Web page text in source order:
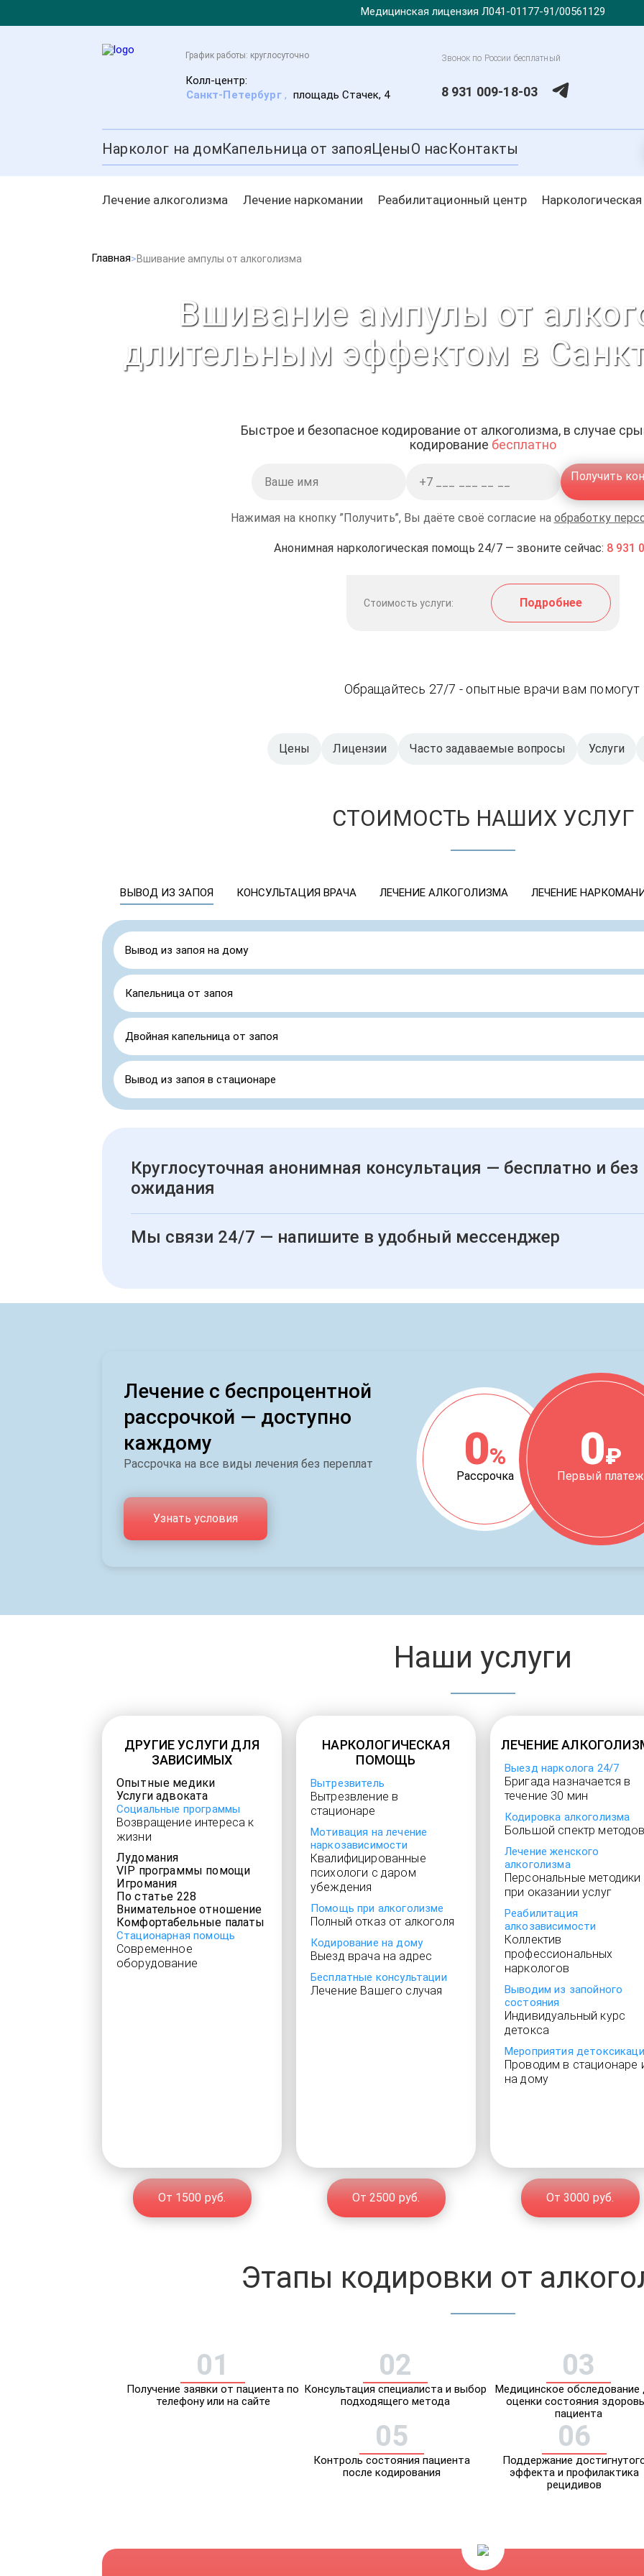
Медицинская лицензия Л041-01177-91/00561129
График работы: круглосуточно
Колл-центр:
Санкт-Петербург , площадь Стачек, 4
Звонок по России бесплатный
8 931 009-18-03
Нарколог на домКапельница от запояЦеныО насКонтакты
Лечение алкоголизма Лечение наркомании Реабилитационный центр
Главная Вшивание ампулы от алкоголизма
Вшивание ампулы от
длительным эффектом в
Быстрое и безопасное кодирование от алкоголизма, в случае
кодирование бесплатно
Получить
Нажимая на кнопку ”Получить”, Вы даёте своё согласие на обработку
Анонимная наркологическая помощь 24/7 — звоните сейчас: 8 931
Стоимость услуги: Подробнее
Обращайтесь 27/7 - опытные врачи вам помогут
Цены Лицензии Часто задаваемые вопросы Услуги
СТОИМОСТЬ НАШИХ УСЛУГ
ВЫВОД ИЗ ЗАПОЯ КОНСУЛЬТАЦИЯ ВРАЧА ЛЕЧЕНИЕ АЛКОГОЛИЗМА ЛЕЧЕНИЕ
Вывод из запоя на дому
Капельница от запоя
Двойная капельница от запоя
Вывод из запоя в стационаре
Круглосуточная анонимная консультация — бесплатно и без
ожидания
Мы связи 24/7 — напишите в удобный мессенджер
Лечение с беспроцентной
рассрочкой — доступно
каждому
Рассрочка на все виды лечения без переплат 0%
Рассрочка
0₽
Первый платеж
Узнать условия
Наши услуги
ДРУГИЕ УСЛУГИ ДЛЯ
ЗАВИСИМЫХ
Опытные медики
Услуги адвоката
Социальные программы
Возвращение интереса к
жизни
Лудомания
VIP программы помощи
Игромания
По статье 228
Внимательное отношение
Комфортабельные палаты
Стационарная помощь
Современное
оборудование
От 1500 руб.
НАРКОЛОГИЧЕСКАЯ
ПОМОЩЬ
Вытрезвитель
Вытрезвление в
стационаре
Мотивация на лечение
наркозависимости
Квалифицированные
психологи с даром
убеждения
Помощь при алкоголизме
Полный отказ от алкоголя
Кодирование на дому
Выезд врача на адрес
Бесплатные консультации
Лечение Вашего случая
От 2500 руб.
ЛЕЧЕНИЕ
Выезд нарколога 24/7
Бригада назначается в
течение 30 мин
Кодировка алкоголизма
Большой спектр методов
Лечение женского
алкоголизма
Персональные методики
при оказании услуг
Реабилитация
алкозависимости
Коллектив
профессиональных
наркологов
Выводим из запойного
состояния
Индивидуальный курс
детокса
Мероприятия
Проводим в стационаре
на дому
От 3000 руб.
Этапы кодировки от
01
Получение заявки от пациента по
телефону или на сайте
02
Консультация специалиста и выбор
подходящего метода
03
Медицинское обследование
оценки состояния
пациента
05
Контроль состояния пациента
после кодирования
06
Поддержание
эффекта и профилактика
рецидивов